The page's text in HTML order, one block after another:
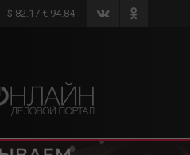
$ 82.17 € 94.84